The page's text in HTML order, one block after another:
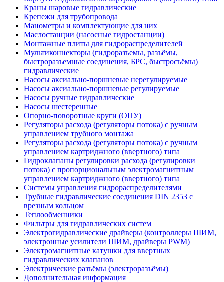
Краны шаровые гидравлические
Крепежи для трубопровода
Манометры и комплектующие для них
Маслостанции (насосные гидростанции)
Монтажные плиты для гидрораспределителей
Мультиконнекторы (гидроразъемы, разъёмы,
быстроразъемные соединения, БРС, быстросъёмы)
гидравлические
Насосы аксиально-поршневые нерегулируемые
Насосы аксиально-поршневые регулируемые
Насосы ручные гидравлические
Насосы шестеренные
Опорно-поворотные круги (ОПУ)
Регуляторы расхода (регуляторы потока) с ручным
управлением трубного монтажа
Регуляторы расхода (регуляторы потока) с ручным
управлением картриджного (ввертного) типа
Гидроклапаны регулировки расхода (регулировки
потока) с пропорциональным электромагнитным
управлением картриджного (ввертного) типа
Системы управления гидрораспределителями
Трубные гидравлические соединения DIN 2353 с
врезным кольцом
Теплообменники
Фильтры для гидравлических систем
Электрогидравлические драйверы (контроллеры ШИМ,
электронные усилители ШИМ, драйверы PWM)
Электромагнитные катушки для ввертных
гидравлических клапанов
Электрические разъёмы (электроразъёмы)
Дополнительная информация